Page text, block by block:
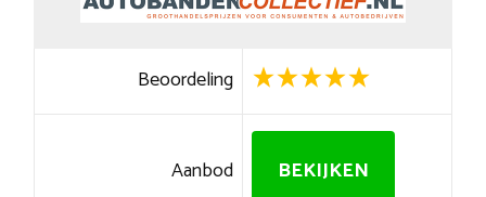
Beoordeling
Aanbod BEKIJKEN